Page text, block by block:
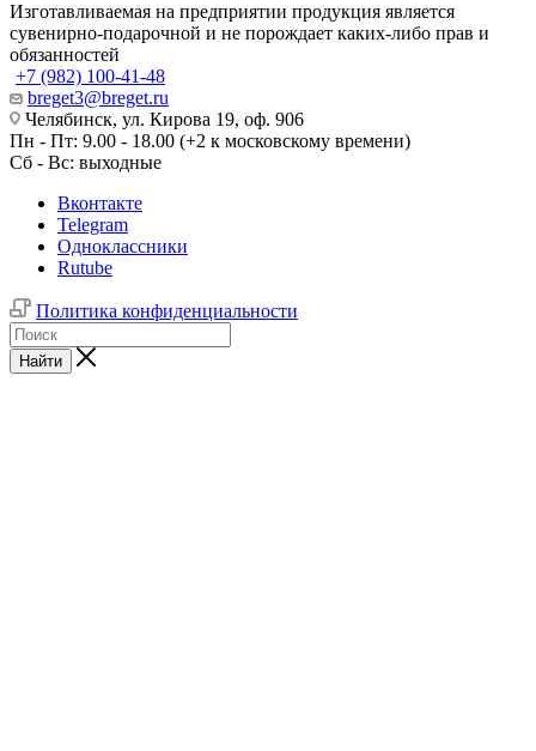
Изготавливаемая на предприятии продукция является
сувенирно-подарочной и не порождает каких-либо прав и
обязанностей
+7 (982) 100-41-48
breget3@breget.ru
Челябинск, ул. Кирова 19, оф. 906
Пн - Пт: 9.00 - 18.00 (+2 к московскому времени)
Сб - Вс: выходные
Вконтакте
Telegram
Одноклассники
Rutube
Политика конфиденциальности
Найти